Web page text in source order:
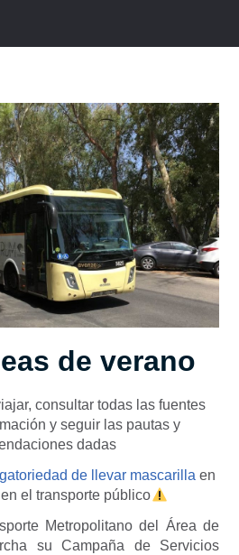
de verano
consultar todas las fuentes
y seguir las pautas y
dadas
de llevar mascarilla en
el transporte público
Metropolitano del Área de
su Campaña de Servicios